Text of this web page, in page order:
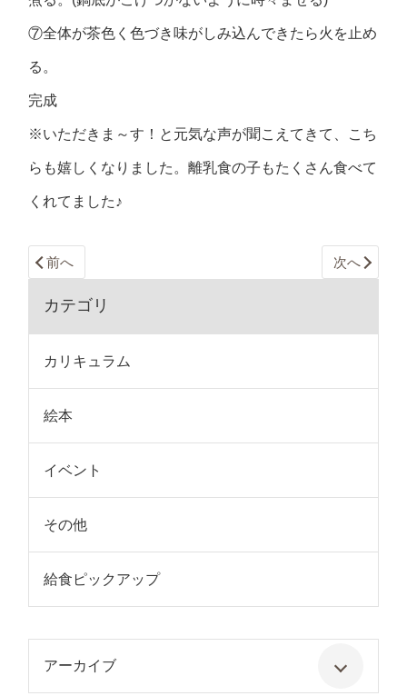
⑦全体が茶色く色づき味がしみ込んできたら火を止め
る。
完成
※いただきま～す！と元気な声が聞こえてきて、こち
らも嬉しくなりました。離乳食の子もたくさん食べて
くれてました♪
前へ 次へ
カテゴリ
カリキュラム
絵本
イベント
その他
給食ピックアップ
アーカイブ